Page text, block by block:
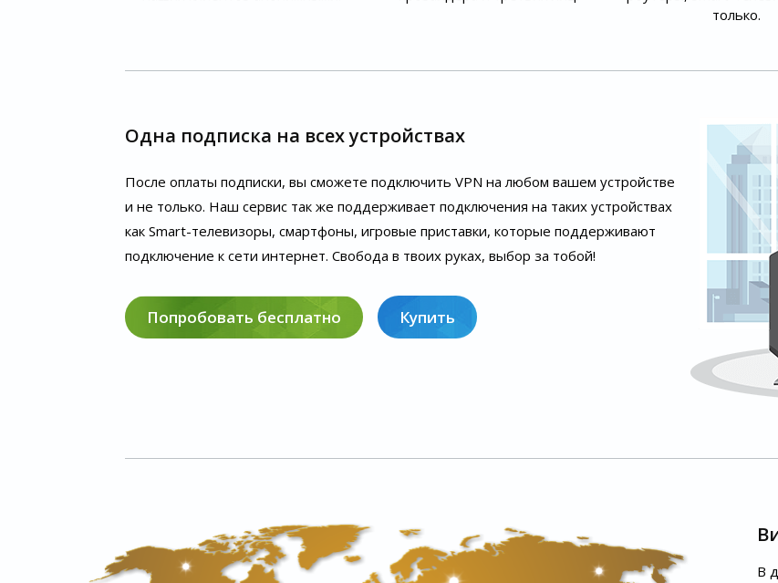
только.
Одна подписка на всех устройствах
После оплаты подписки, вы сможете подключить VPN на любом вашем устройстве
и не только. Наш сервис так же поддерживает подключения на таких устройствах
как Smart-телевизоры, смартфоны, игровые приставки, которые поддерживают
подключение к сети интернет. Свобода в твоих руках, выбор за тобой!
Попробовать бесплатно Купить
В